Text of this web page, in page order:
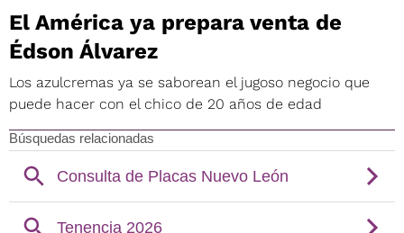
El América ya prepara venta de
Édson Álvarez
Los azulcremas ya se saborean el jugoso negocio que
puede hacer con el chico de 20 años de edad